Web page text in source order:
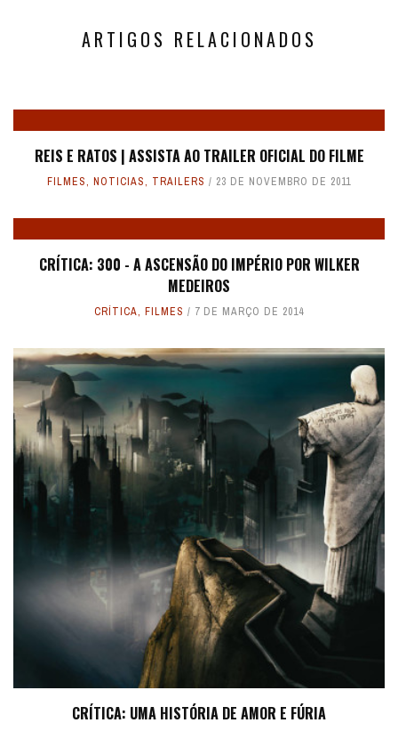
ARTIGOS RELACIONADOS
REIS E RATOS | ASSISTA AO TRAILER OFICIAL DO FILME
FILMES, NOTICIAS, TRAILERS 23 DE NOVEMBRO DE 2011
CRÍTICA: 300 - A ASCENSÃO DO IMPÉRIO POR WILKER
MEDEIROS
CRÍTICA, FILMES 7 DE MARÇO DE 2014
CRÍTICA: UMA HISTÓRIA DE AMOR E FÚRIA